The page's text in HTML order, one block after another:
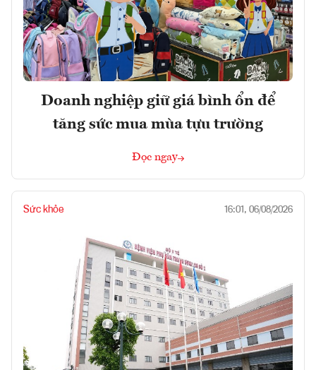
Doanh nghiệp giữ giá bình ổn để
tăng sức mua mùa tựu trường
Đọc ngay
Sức khỏe 16:01, 06/08/2026